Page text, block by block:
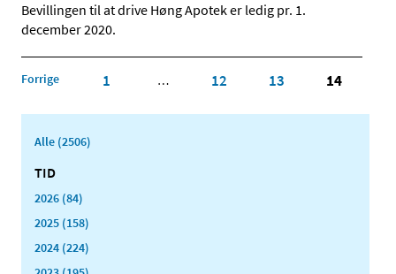
Bevillingen til at drive Høng Apotek er ledig pr. 1.
december 2020.
Forrige 1 … 12 13 14
Alle (2506)
TID
2026 (84)
2025 (158)
2024 (224)